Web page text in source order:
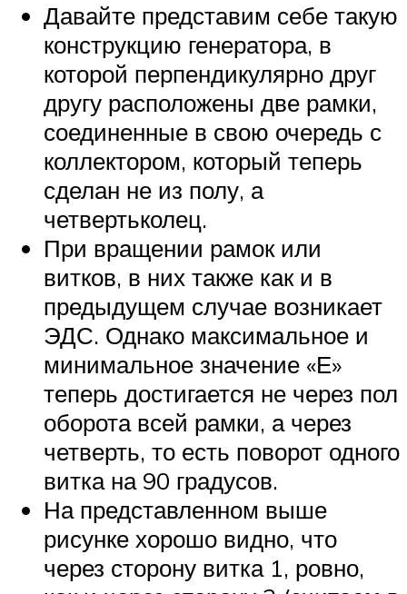
Давайте представим себе такую
конструкцию генератора, в
которой перпендикулярно друг
другу расположены две рамки,
соединенные в свою очередь с
коллектором, который теперь
сделан не из полу, а
четвертьколец.
При вращении рамок или
витков, в них также как и в
предыдущем случае возникает
ЭДС. Однако максимальное и
минимальное значение «Е»
теперь достигается не через пол
оборота всей рамки, а через
четверть, то есть поворот одного
витка на 90 градусов.
На представленном выше
рисунке хорошо видно, что
через сторону витка 1, ровно,